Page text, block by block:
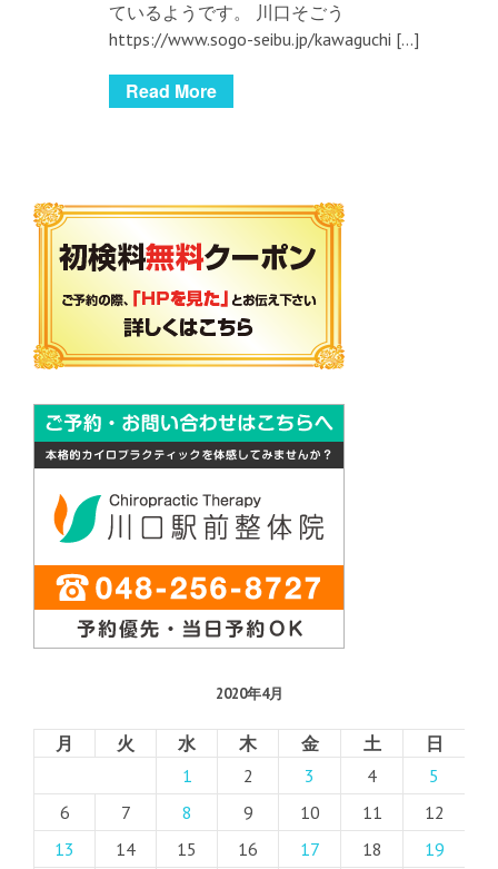
ているようです。 川口そごう
https://www.sogo-seibu.jp/kawaguchi […]
Read More
2020年4月
月 火 水 木 金 土 日
1 2 3 4
5
6
7 8 9 10 11
12
13
14 15 16 17 18
19